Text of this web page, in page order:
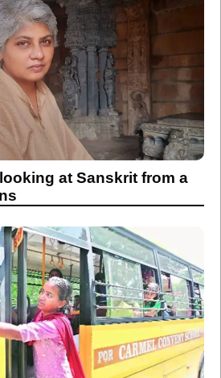
at Sanskrit from a